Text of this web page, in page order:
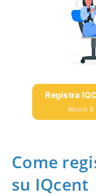
Registra
Ricevi $
Come
su IQcent